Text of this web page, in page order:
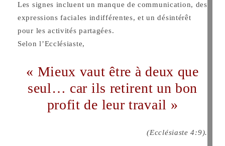
Les signes incluent un manque de communication, des
expressions faciales indifférentes, et un désintérêt
pour les activités partagées.
Selon l’Ecclésiaste,
« Mieux vaut être à deux que
seul… car ils retirent un bon
profit de leur travail »
(Ecclésiaste 4:9).